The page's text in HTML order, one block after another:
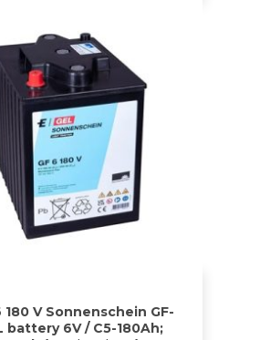
180 V Sonnenschein GF-
battery 6V / C5-180Ah;